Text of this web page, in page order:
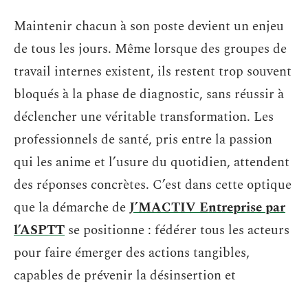
Maintenir chacun à son poste devient un enjeu
de tous les jours. Même lorsque des groupes de
travail internes existent, ils restent trop souvent
bloqués à la phase de diagnostic, sans réussir à
déclencher une véritable transformation. Les
professionnels de santé, pris entre la passion
qui les anime et l’usure du quotidien, attendent
des réponses concrètes. C’est dans cette optique
que la démarche deJ’MACTIV Entreprise par
l’ASPTT se positionne : fédérer tous les acteurs
pour faire émerger des actions tangibles,
capables de prévenir la désinsertion et